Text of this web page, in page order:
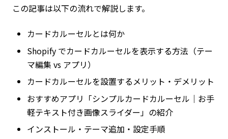
この記事は以下の流れで解説します。
カードカルーセルとは何か
Shopify でカードカルーセルを表示する方法（テー
マ編集 vs アプリ）
カードカルーセルを設置するメリット・デメリット
おすすめアプリ「シンプルカードカルーセル｜お手
軽テキスト付き画像スライダー」の紹介
インストール・テーマ追加・設定手順